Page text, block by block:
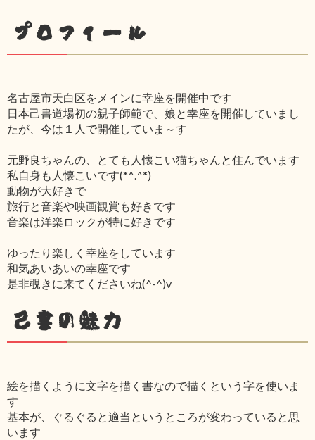
プロフィール
名古屋市天白区をメインに幸座を開催中です
日本己書道場初の親子師範で、娘と幸座を開催していまし
たが、今は１人で開催していま～す
元野良ちゃんの、とても人懐こい猫ちゃんと住んでいます
私自身も人懐こいです(*^.^*)
動物が大好きで
旅行と音楽や映画観賞も好きです
音楽は洋楽ロックが特に好きです
ゆったり楽しく幸座をしています
和気あいあいの幸座です
是非覗きに来てくださいね(^-^)v
己書の魅力
絵を描くように文字を描く書なので描くという字を使いま
す
基本が、ぐるぐると適当というところが変わっていると思
います